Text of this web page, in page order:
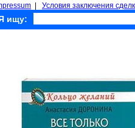
Условия заключения
ищу: